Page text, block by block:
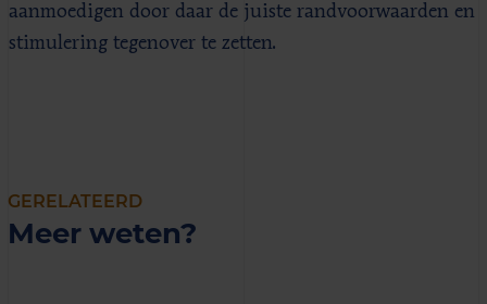
aanmoedigen door daar de juiste randvoorwaarden en
stimulering tegenover te zetten.
GERELATEERD
Meer weten?